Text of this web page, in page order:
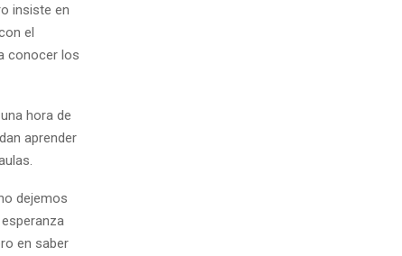
insiste en
el
conocer los
hora de
aprender
dejemos
en saber